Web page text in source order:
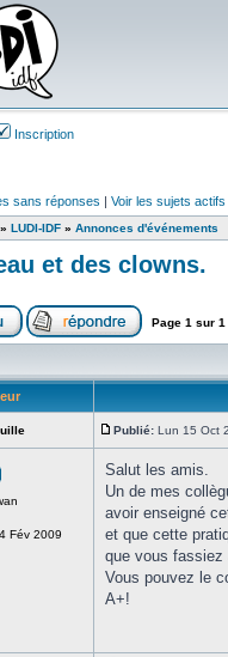
Inscription
sans réponses | Voir les sujets actifs
» LUDI-IDF » Annonces d'événements
et des clowns.
Page 1 sur 1
Publié: Lun 15 Oct
Fév 2009
Salut les amis.
Un de mes
avoir enseigné
et que cette
que vous fassiez
Vous pouvez le
A+!